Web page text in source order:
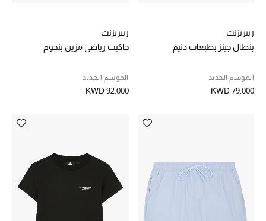
الرجال
الأطفال
هدايا للجميع
تسوقوا الهدايا
ريبريزنت
بنطال جينز بطبعات دنيم
الموسم الجديد
KWD 79.000
ريبريزنت
جاكيت رياضي مزين بنجوم
الموسم الجديد
KWD 92.000